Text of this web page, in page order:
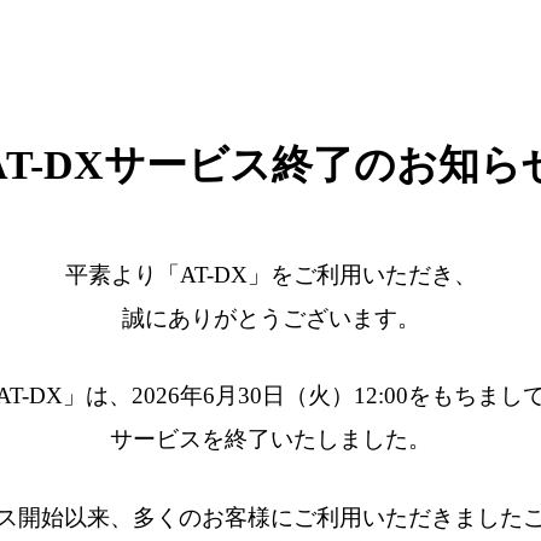
DXサービス終了のお知ら
平素より「AT-DX」をご利用いただき、
誠にありがとうございます。
AT-DX」は、2026年6月30日（火）12:00をもちまして
サービスを終了いたしました。
開始以来、多くのお客様にご利用いただきましたこ